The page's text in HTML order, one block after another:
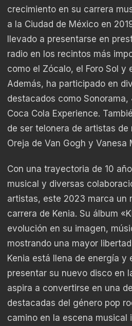
crecimiento en su carrera
a la Ciudad de México en
llevado a presentarse en
radio en los recintos más
como el Zócalo, el Foro Sol y
Además, ha participado en
destacados como Sonorama,
Coca Cola Experience.
de ser telonera de artistas de
Oreja de Van Gogh y Vanesa
Con una trayectoria de 10
musical y diversas
artistas, este 2023 marca un
carrera de Kenia. Su álbum
evolución en su imagen,
mostrando una mayor
Kenia está llena de energía y
presentar su nuevo disco en
aspira a convertirse en una
destacadas del género pop
camino en la escena musical